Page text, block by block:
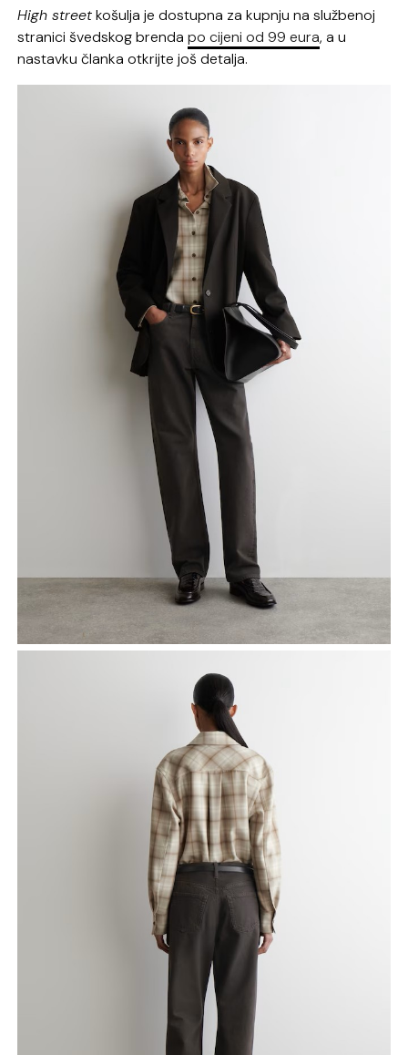
High streetkošulja je dostupna za kupnju na službenoj
stranici švedskog brendapo cijeni od 99 eura, a u
nastavku članka otkrijte još detalja.